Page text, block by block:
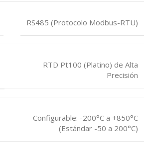
RS485 (Protocolo Modbus-RTU)
RTD Pt100 (Platino) de Alta
Precisión
Configurable: -200°C a +850°C
(Estándar -50 a 200°C)